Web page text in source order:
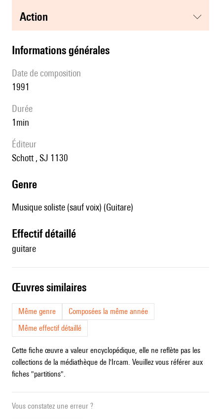
action
informations générales
date de composition
1991
durée
1min
éditeur
Schott , SJ 1130
genre
Musique soliste (sauf voix) (Guitare)
effectif détaillé
guitare
œuvres similaires
Même genre
Composées la même année
Même effectif détaillé
Cette fiche œuvre a valeur encyclopédique, elle ne reflète pas les
collections de la médiathèque de l'Ircam. Veuillez vous référer aux
fiches "partitions".
Vous constatez une erreur ?